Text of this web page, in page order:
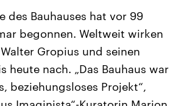
Anhalt
am 6.
neuen
wird das
Koalition aus
Aktuelle Beiträge,
Hintergründe
Wirtschaftlich und
gehören die Vereinigten
den mächtigsten Ländern
mit großem Einfluss auf
des Bauhauses hat vor 99
begonnen. Weltweit wirken
Gropius und seinen
heute nach. „Das Bauhaus war
beziehungsloses Projekt“,